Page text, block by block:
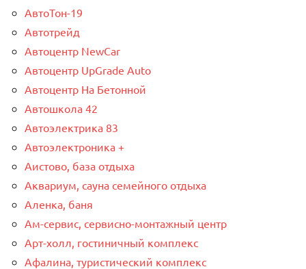
АвтоТон-19
Автотрейд
Автоцентр NewCar
Автоцентр UpGrade Auto
Автоцентр На Бетонной
Автошкола 42
Автоэлектрика 83
Автоэлектроника +
Аистово, база отдыха
Аквариум, сауна семейного отдыха
Аленка, баня
Ам-сервис, сервисно-монтажный центр
Арт-холл, гостиничный комплекс
Афалина, туристический комплекс